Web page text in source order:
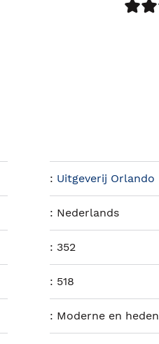
: Uitgeverij Orlando
: Nederlands
:352
: 518
: Moderne en